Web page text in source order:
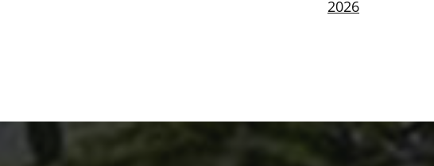
2026